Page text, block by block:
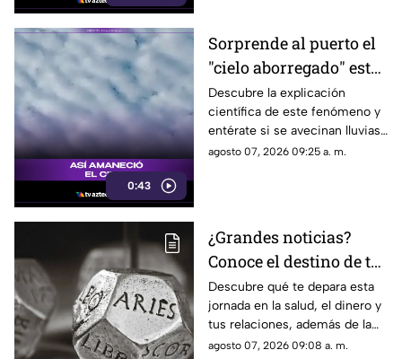
0:43
Sorprende al puerto el
"cielo aborregado" este
viernes: ¿Qué nos
espera en el clima?
Descubre la explicación
científica de este fenómeno y
entérate si se avecinan lluvias
o buen tiempo.
agosto 07, 2026 09:25 a. m.
¿Grandes noticias?
Conoce el destino de tu
signo para este viernes
Descubre qué te depara esta
jornada en la salud, el dinero y
tus relaciones, además de la
palabra clave para guiar tus
agosto 07, 2026 09:08 a. m.